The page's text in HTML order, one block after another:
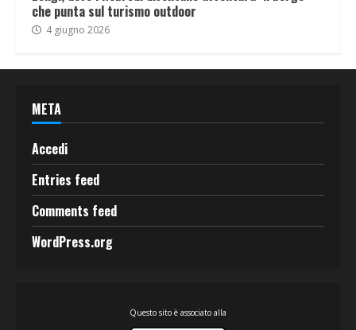
che punta sul turismo outdoor
4 giugno 2026
META
Accedi
Entries feed
Comments feed
WordPress.org
Questo sito è associato alla